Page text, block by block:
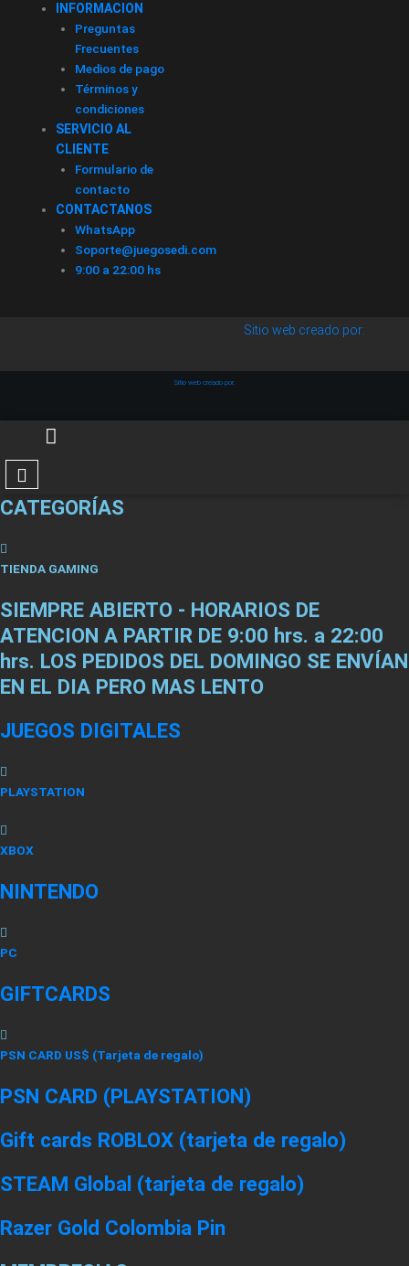
INFORMACION
Preguntas
Frecuentes
Medios de pago
Términos y
condiciones
SERVICIO AL
CLIENTE
Formulario de
contacto
CONTACTANOS
WhatsApp
Soporte@juegosedi.com
9:00 a 22:00 hs
Sitio web creado por:
Sitio web creado por:
CATEGORÍAS
TIENDA GAMING
SIEMPRE ABIERTO - HORARIOS DE
ATENCION A PARTIR DE 9:00 hrs. a 22:00
hrs. LOS PEDIDOS DEL DOMINGO SE ENVÍAN
EN EL DIA PERO MAS LENTO
JUEGOS DIGITALES
PLAYSTATION
XBOX
NINTENDO
PC
GIFTCARDS
PSN CARD US$ (Tarjeta de regalo)
PSN CARD (PLAYSTATION)
Gift cards ROBLOX (tarjeta de regalo)
STEAM Global (tarjeta de regalo)
Razer Gold Colombia Pin